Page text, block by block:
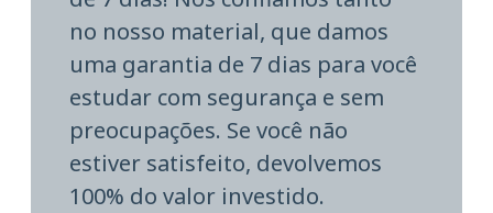
no nosso material, que damos
uma garantia de 7 dias para você
estudar com segurança e sem
preocupações. Se você não
estiver satisfeito, devolvemos
100% do valor investido.